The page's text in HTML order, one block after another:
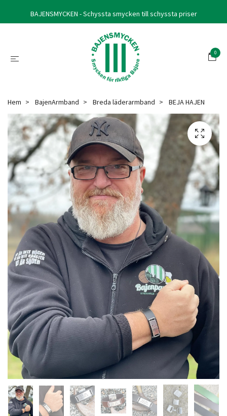
BAJENSMYCKEN - Schyssta smycken till schyssta priser
0
Hem BajenArmband Breda läderarmband BEJA HAJEN